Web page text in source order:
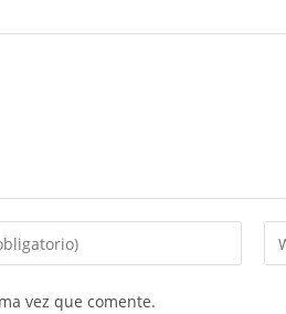
la
vez que comente.